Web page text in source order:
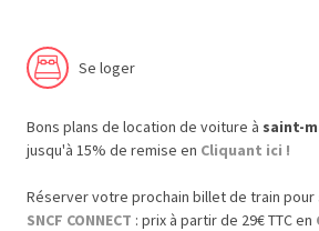
Se loger
Bons plans de location de voiture à saint-
jusqu'à 15% de remise en Cliquant ici !
Réserver votre prochain billet de train pour
SNCF CONNECT : prix à partir de 29€ TTC en